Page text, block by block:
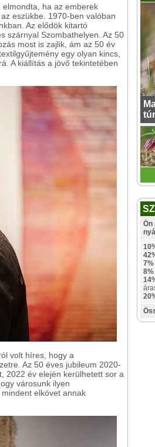
elmondta, ha az emberek
eszükbe. 1970-ben valóban
Az elődök kitartó
szárnyal Szombathelyen. Az 50
most is zajlik, ám az 50 év
egy olyan kincs,
A kiállítás a jövő tekintetében
volt híres, hogy a
Az 50 éves jubileum 2020-
2022 év elején kerülhetett sor a
városunk ilyen
elkövet annak
Ön
7%
8%